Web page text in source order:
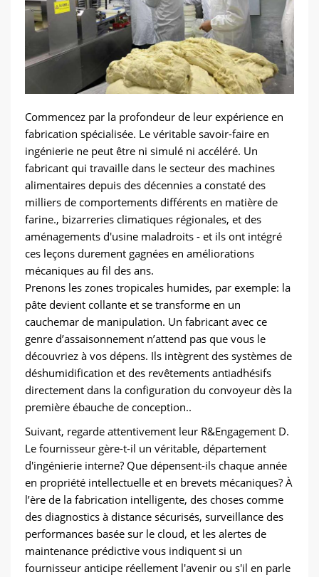
Commencez par la profondeur de leur expérience en
fabrication spécialisée. Le véritable savoir-faire en
ingénierie ne peut être ni simulé ni accéléré. Un
fabricant qui travaille dans le secteur des machines
alimentaires depuis des décennies a constaté des
milliers de comportements différents en matière de
farine., bizarreries climatiques régionales, et des
aménagements d'usine maladroits - et ils ont intégré
ces leçons durement gagnées en améliorations
mécaniques au fil des ans.
Prenons les zones tropicales humides, par exemple: la
pâte devient collante et se transforme en un
cauchemar de manipulation. Un fabricant avec ce
genre d’assaisonnement n’attend pas que vous le
découvriez à vos dépens. Ils intègrent des systèmes de
déshumidification et des revêtements antiadhésifs
directement dans la configuration du convoyeur dès la
première ébauche de conception..
Suivant, regarde attentivement leur R&Engagement D.
Le fournisseur gère-t-il un véritable, département
d'ingénierie interne? Que dépensent-ils chaque année
en propriété intellectuelle et en brevets mécaniques? À
l’ère de la fabrication intelligente, des choses comme
des diagnostics à distance sécurisés, surveillance des
performances basée sur le cloud, et les alertes de
maintenance prédictive vous indiquent si un
fournisseur anticipe réellement l'avenir ou s'il en parle